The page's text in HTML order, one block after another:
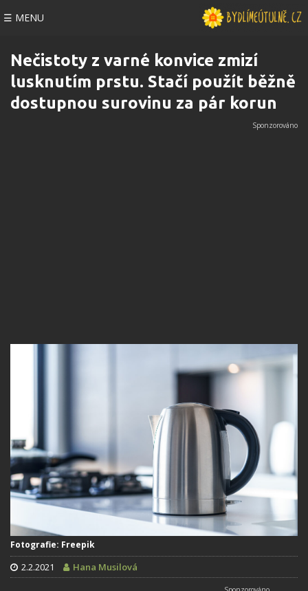
☰ MENU
Nečistoty z varné konvice zmizí
lusknutím prstu. Stačí použít běžně
dostupnou surovinu za pár korun
Fotografie: Freepik
2.2.2021 Hana Musilová